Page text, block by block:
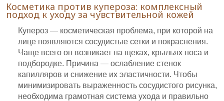
Косметика против купероза: комплексный
подход к уходу за чувствительной кожей
Купероз — косметическая проблема, при которой на
лице появляются сосудистые сетки и покраснения.
Чаще всего он возникает на щеках, крыльях носа и
подбородке. Причина — ослабление стенок
капилляров и снижение их эластичности. Чтобы
минимизировать выраженность сосудистого рисунка,
необходима грамотная система ухода и правильно